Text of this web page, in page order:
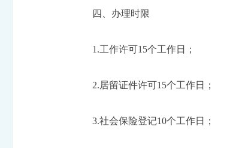
四、办理时限
1.工作许可15个工作日；
2.居留证件许可15个工作日；
3.社会保险登记10个工作日；